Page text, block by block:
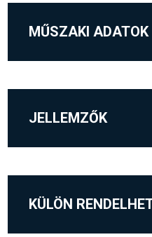
MŰSZAKI ADATOK
JELLEMZŐK
KÜLÖN